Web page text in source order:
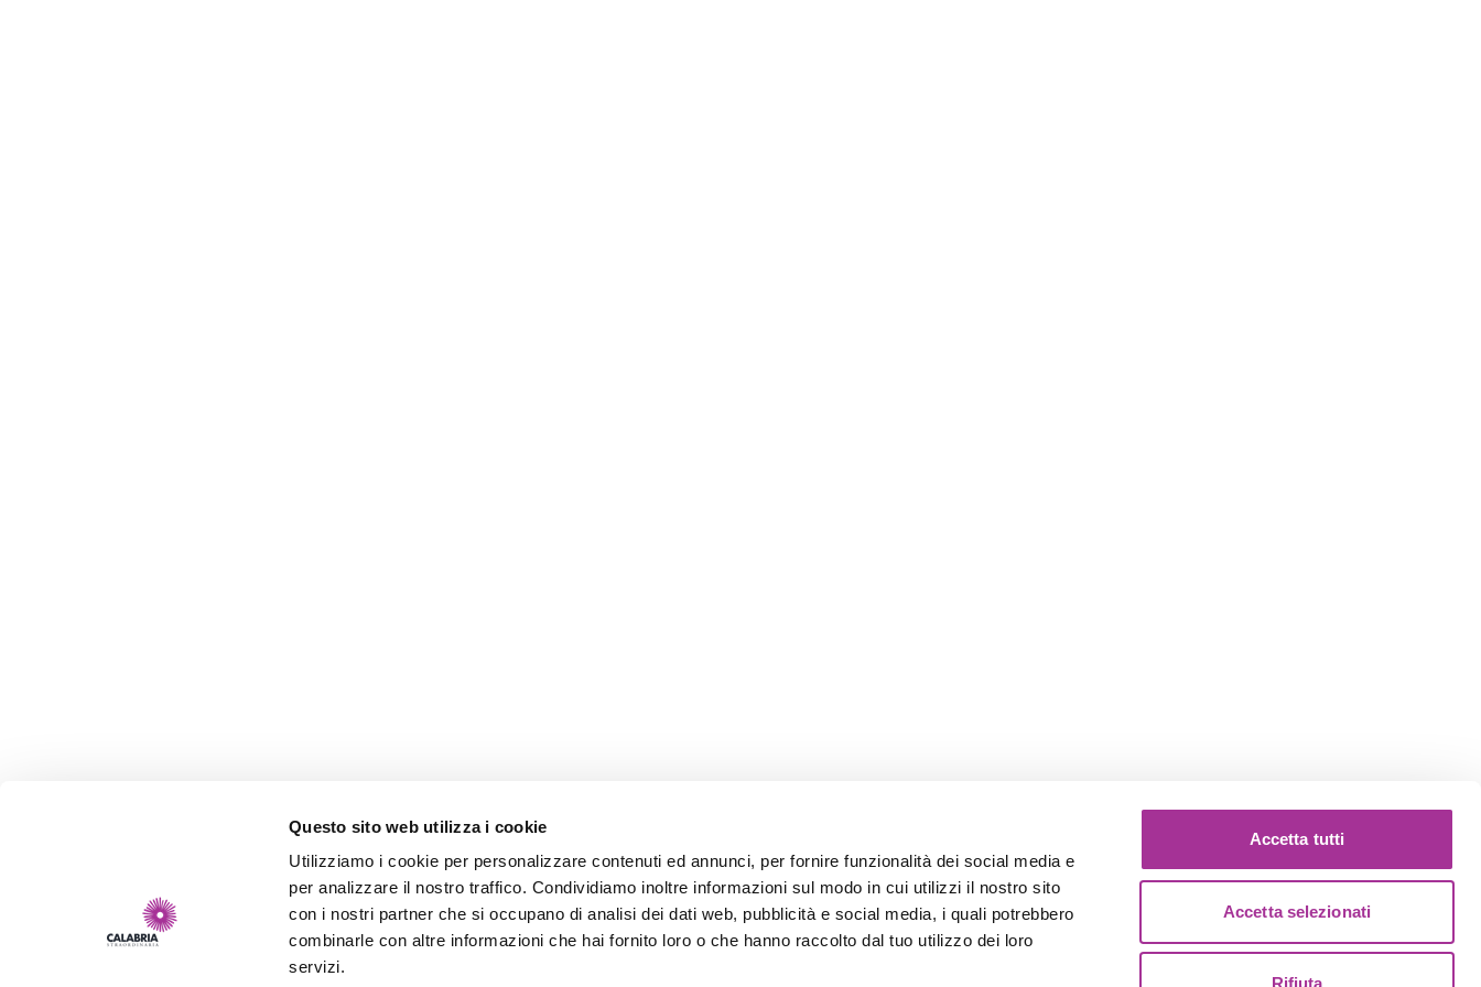
Questo sito web utilizza i cookie
Utilizziamo i cookie per personalizzare contenuti ed annunci, per fornire funzionalità dei social media e
per analizzare il nostro traffico. Condividiamo inoltre informazioni sul modo in cui utilizzi il nostro sito
con i nostri partner che si occupano di analisi dei dati web, pubblicità e social media, i quali potrebbero
combinarle con altre informazioni che hai fornito loro o che hanno raccolto dal tuo utilizzo dei loro
servizi.
Accetta tutti
Accetta selezionati
Rifiuta